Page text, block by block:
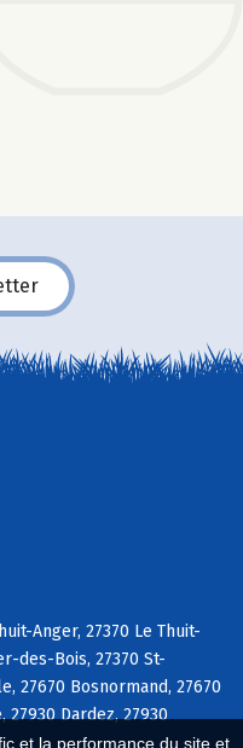
et la performance du site et
Anger, 27370 Le Thuit-
des-Bois, 27370 St-
27670 Bosnormand, 27670
Dardez, 27930